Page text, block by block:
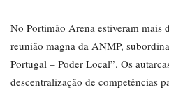
No Portimão Arena estiveram mais
reunião magna da ANMP,
Portugal – Poder Local”. Os
descentralização de competências